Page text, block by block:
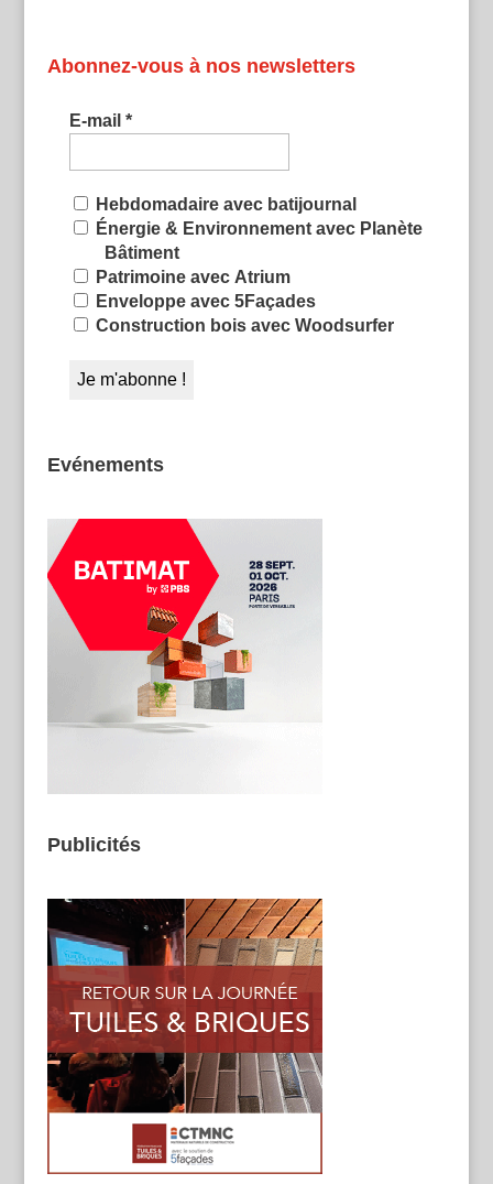
Abonnez-vous à nos newsletters
E-mail *
Hebdomadaire avec batijournal
Énergie & Environnement avec Planète
Bâtiment
Patrimoine avec Atrium
Enveloppe avec 5Façades
Construction bois avec Woodsurfer
Evénements
Publicités